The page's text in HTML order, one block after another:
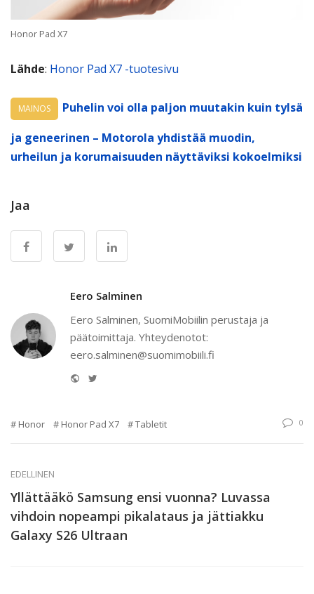
Honor Pad X7
Lähde: Honor Pad X7 -tuotesivu
MAINOS
Puhelin voi olla paljon muutakin kuin tylsä
ja geneerinen – Motorola yhdistää muodin,
urheilun ja korumaisuuden näyttäviksi kokoelmiksi
Jaa
Eero Salminen
Eero Salminen, SuomiMobiilin perustaja ja
päätoimittaja. Yhteydenotot:
eero.salminen@suomimobiili.fi
Website
Honor Honor Pad X7 Tabletit 0
EDELLINEN
Yllättääkö Samsung ensi vuonna? Luvassa
vihdoin nopeampi pikalataus ja jättiakku
Galaxy S26 Ultraan